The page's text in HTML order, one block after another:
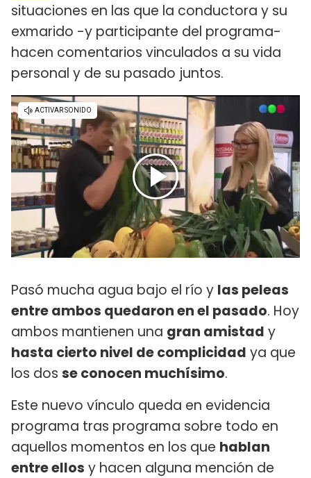
situaciones en las que la conductora y su
exmarido -y participante del programa-
hacen comentarios vinculados a su vida
personal y de su pasado juntos.
Pasó mucha agua bajo el río y las peleas
entre ambos quedaron en el pasado. Hoy
ambos mantienen una gran amistad y
hasta cierto nivel de complicidad ya que
los dos se conocen muchísimo.
Este nuevo vínculo queda en evidencia
programa tras programa sobre todo en
aquellos momentos en los que hablan
entre ellos y hacen alguna mención de